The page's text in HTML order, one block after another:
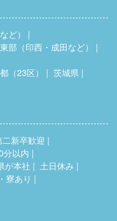
ど）
部（印西・成田など）
（23区）
茨城県
二新卒歓迎
分以内
が本社
土日休み
寮あり